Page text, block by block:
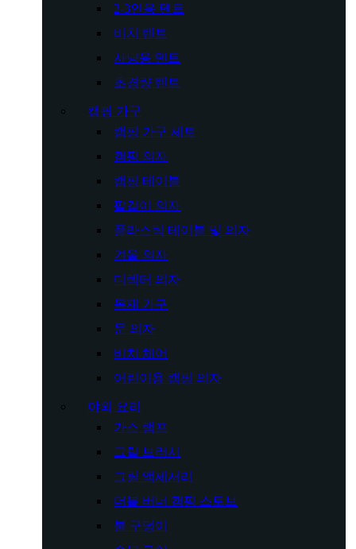
2-3인용 텐트
비치 텐트
사냥용 텐트
초경량 텐트
캠핑 가구
캠핑 가구 세트
캠핑 의자
캠핑 테이블
팔걸이 의자
플라스틱 테이블 및 의자
겨울 의자
디렉터 의자
목재 가구
문 의자
비치 체어
어린이용 캠핑 의자
야외 요리
가스 램프
그릴 브러시
그릴 액세서리
더블 버너 캠핑 스토브
불 구덩이